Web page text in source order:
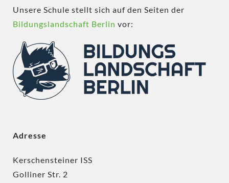
Unsere Schule stellt sich auf den Seiten der
Bildungslandschaft Berlin vor:
Adresse
Kerschensteiner ISS
Golliner Str. 2